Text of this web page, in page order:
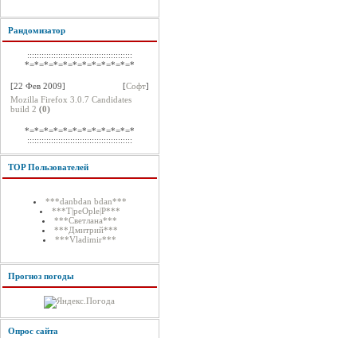
Рандомизатор
::::::::::::::::::::::::::::::::::::::::::::
*=*=*=*=*=*=*=*=*=*=*=*
[22 Фев 2009] [Софт]
Mozilla Firefox 3.0.7 Candidates
build 2 (0)
*=*=*=*=*=*=*=*=*=*=*=*
::::::::::::::::::::::::::::::::::::::::::::
TOP Пользователей
***danbdan bdan***
***T|peOple|P***
***Светлана***
***Дмитрий***
***Vladimir***
Прогноз погоды
Опрос сайта